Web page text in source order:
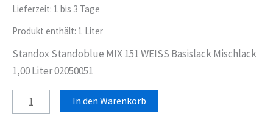
Lieferzeit: 1 bis 3 Tage
Produkt enthält: 1 Liter
Standox Standoblue MIX 151 WEISS Basislack Mischlack
1,00 Liter 02050051
Standox
Standoblue
In den Warenkorb